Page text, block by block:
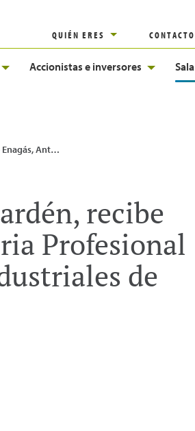
QUIÉN ERES CONTACTO
Accionistas e inversores
del Colegio Oficial de Ingenieros Industriales de Madrid
recibe
Profesional
de